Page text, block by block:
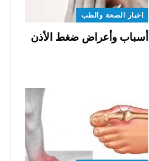
اخبار الصحة والطب
أسباب وأعراض ضغط الأذن